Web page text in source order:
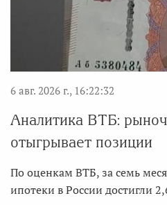
6 авг. 2026 г., 16:22:32
Аналитика ВТБ:
отыгрывает позиции
По оценкам ВТБ, за семь
ипотеки в России достигли